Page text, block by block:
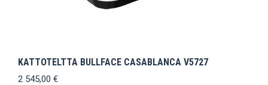
KATTOTELTTA BULLFACE CASABLANCA V5727
2 545,00 €